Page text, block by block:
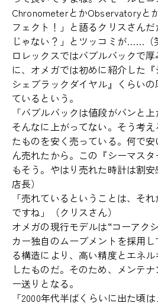
ChronometerとかObservatoryと
フェクト！」と語るクリスさん
じゃない？」とツッコミが……（
ロレックスではバブルバックで
に、オメガでは初めに紹介した
シェブラックダイヤル』くらい
ているという。
「バブルバックは値段がバンと
そんなに上がってない。そう考
たものを安く売っている。何で
ん売れたから。この『シーマスタ
もそう。やはり売れた時計は割
店長）
「売れているということは、そ
ですね」（クリスさん）
オメガの現行モデルは“コーアク
カー独自のムーブメントを採用
る構造により、高い精度とエネ
したものだ。そのため、メンテ
ー送りとなる。
「2000年代半ばくらいに出た頃